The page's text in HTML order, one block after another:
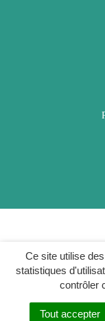
Ce site utilise
statistiques
contrôler
Tout accepter